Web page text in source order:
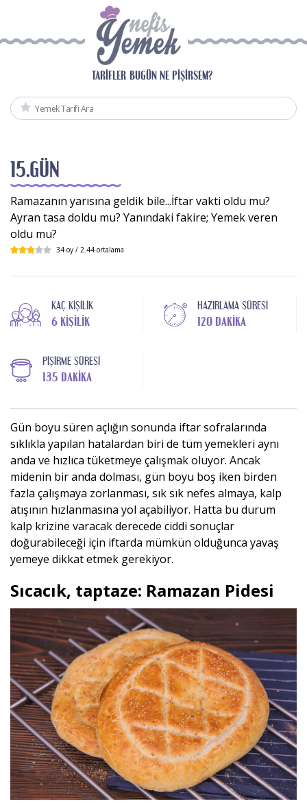
TARIFLER BUGÜN NE PIŞIRSEM?
15.GÜN
Ramazanın yarısına geldik bile...İftar vakti oldu mu?
Ayran tasa doldu mu? Yanındaki fakire; Yemek veren
oldu mu?
34 oy / 2.44 ortalama
KAÇ KIŞILIK
6 KIŞILIK
HAZIRLAMA SÜRESI
120 DAKIKA
PIŞIRME SÜRESI
135 DAKIKA
Gün boyu süren açlığın sonunda iftar sofralarında
sıklıkla yapılan hatalardan biri de tüm yemekleri aynı
anda ve hızlıca tüketmeye çalışmak oluyor. Ancak
midenin bir anda dolması, gün boyu boş iken birden
fazla çalışmaya zorlanması, sık sık nefes almaya, kalp
atışının hızlanmasına yol açabiliyor. Hatta bu durum
kalp krizine varacak derecede ciddi sonuçlar
doğurabileceği için iftarda mümkün olduğunca yavaş
yemeye dikkat etmek gerekiyor.
Sıcacık, taptaze: Ramazan Pidesi